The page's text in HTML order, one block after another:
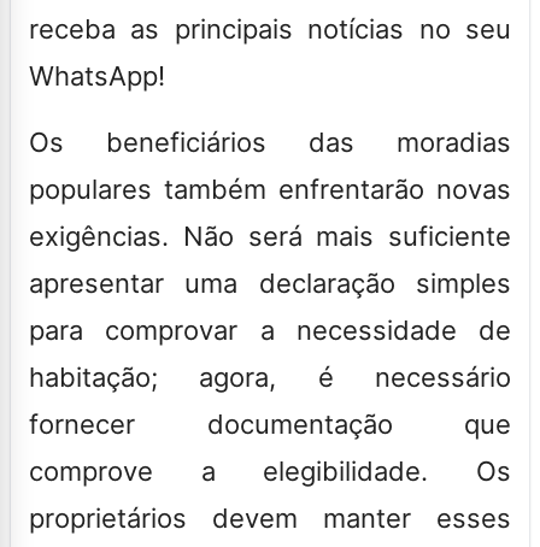
receba as principais notícias no seu
WhatsApp!
Os beneficiários das moradias
populares também enfrentarão novas
exigências. Não será mais suficiente
apresentar uma declaração simples
para comprovar a necessidade de
habitação; agora, é necessário
fornecer documentação que
comprove a elegibilidade. Os
proprietários devem manter esses